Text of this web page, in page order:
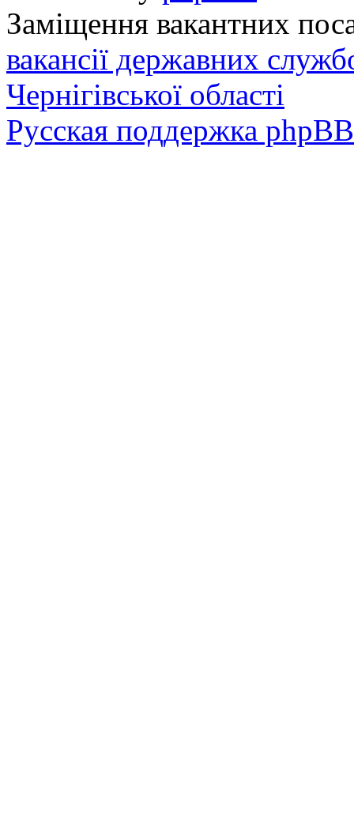
Заміщення вакантних
вакансії державних
Чернігівської області
Русская поддержка phpBB